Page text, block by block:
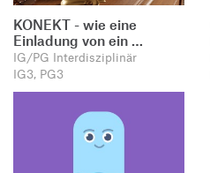
KONEKT - wie eine
Einladung von ein …
IG/PG Interdisziplinär
IG3, PG3